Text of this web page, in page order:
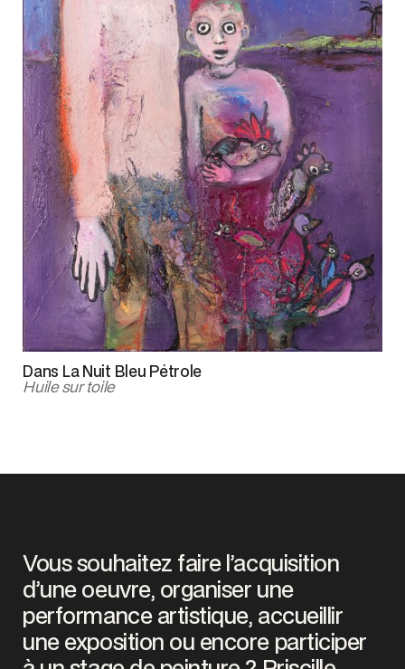
Dans La Nuit Bleu Pétrole
Huile sur toile
Vous souhaitez faire l’acquisition
d’une oeuvre, organiser une
performance artistique, accueillir
une exposition ou encore participer